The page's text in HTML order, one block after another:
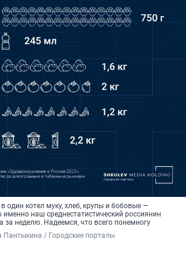
один котел муку, хлеб, крупы и бобовые —
именно наш среднестатистический россиянин
за неделю. Надеемся, что всего понемногу
/ Городские порталы